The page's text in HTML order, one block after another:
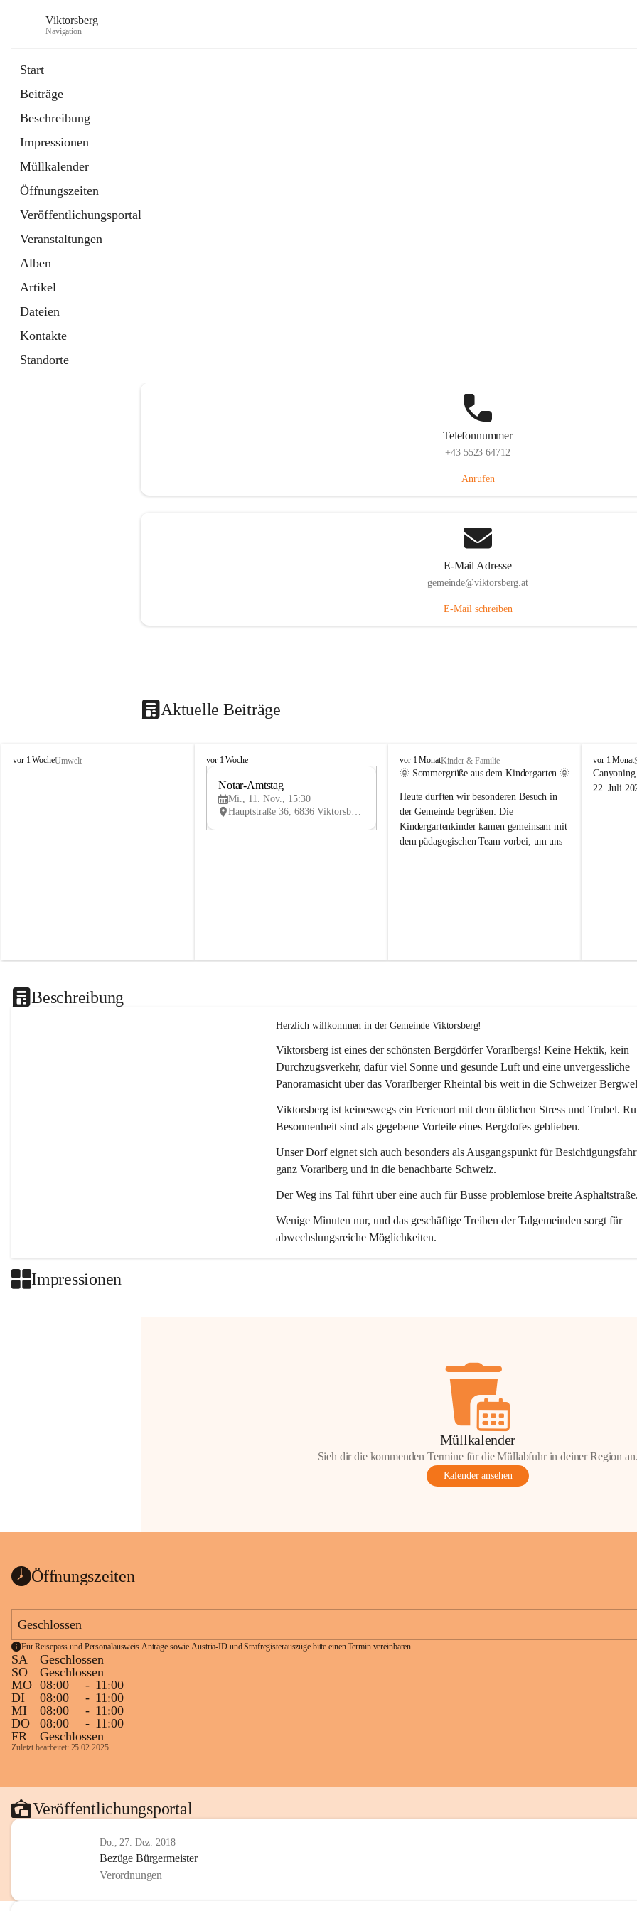
Viktorsberg
Navigation
Start
Beiträge
Beschreibung
Impressionen
Müllkalender
Öffnungszeiten
Veröffentlichungsportal
Veranstaltungen
Alben
Artikel
Dateien
Kontakte
Standorte
Telefonnummer
+43 5523 64712
Anrufen
E-Mail Adresse
gemeinde@viktorsberg.at
E-Mail schreiben
Aktuelle Beiträge
V
vor 1 WocheUmwelt
V
vor 1 Woche
V
Notar-Amtstag
Mi., 11. Nov., 15:30
Hauptstraße 36, 6836 Viktorsberg, AUT
V
i
t
o
r
s
vor 1 MonatKinder & Familie
🌞 Sommergrüße aus dem Kindergarten 🌞
Heute durften wir besonderen Besuch in
der Gemeinde begrüßen: Die
Kindergartenkinder kamen gemeinsam mit
dem pädagogischen Team vorbei, um uns
V
i
k
vor 1 Monat
22. Juli
Beschreibung
Herzlich willkommen in der Gemeinde Viktorsberg!
Viktorsberg ist eines der schönsten Bergdörfer Vorarlbergs! Keine Hektik, kein
Durchzugsverkehr, dafür viel Sonne und gesunde Luft und eine unvergessliche
Panoramasicht über das Vorarlberger Rheintal bis weit in die Schweizer
Viktorsberg ist keineswegs ein Ferienort mit dem üblichen Stress und Trubel.
Besonnenheit sind als gegebene Vorteile eines Bergdofes geblieben.
Unser Dorf eignet sich auch besonders als Ausgangspunkt für
ganz Vorarlberg und in die benachbarte Schweiz.
Der Weg ins Tal führt über eine auch für Busse problemlose breite
Wenige Minuten nur, und das geschäftige Treiben der Talgemeinden sorgt für
abwechslungsreiche Möglichkeiten.
Impressionen
Müllkalender
Sieh dir die kommenden Termine für die Müllabfuhr in deiner Region
Kalender ansehen
Öffnungszeiten
Geschlossen
Für Reisepass und Personalausweis Anträge sowie Austria-ID und Strafregisterauszüge bitte einen Termin vereinbaren.
SA
Geschlossen
SO
Geschlossen
MO 08:00 - 11:00
DI
08:00 - 11:00
MI
08:00 - 11:00
DO
08:00 - 11:00
FR
Geschlossen
Zuletzt bearbeitet: 25.02.2025
Veröffentlichungsportal
Do., 27. Dez. 2018
Bezüge Bürgermeister
Verordnungen